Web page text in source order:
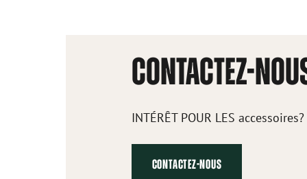
CONTACTEZ-
INTÉRÊT POUR LES accessoires?
CONTACTEZ-NOUS